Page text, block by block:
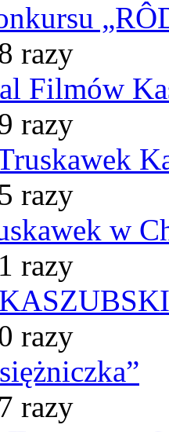
razy
Filmów
razy
razy
w
razy
razy
razy